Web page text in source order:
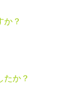
か？
たか？